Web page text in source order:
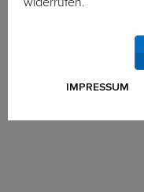
widerrufen.
IMPRESSUM